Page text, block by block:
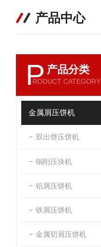
产品中心
P 产品分类
RODUCT CATEGORY
金属屑压饼机
双出饼压饼机
铜削压块机
铝屑压饼机
铁屑压饼机
金属切屑压饼机